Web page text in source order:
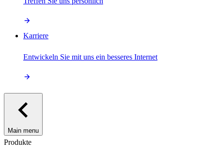
Karriere
Entwickeln Sie mit uns ein besseres Internet
Main menu
Produkte